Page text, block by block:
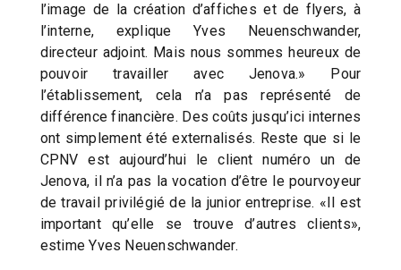
l’image de la création d’affiches et de flyers, à
l’interne, explique Yves Neuenschwander,
directeur adjoint. Mais nous sommes heureux de
pouvoir travailler avec Jenova.» Pour
l’établissement, cela n’a pas représenté de
différence financière. Des coûts jusqu’ici internes
ont simplement été externalisés. Reste que si le
CPNV est aujourd’hui le client numéro un de
Jenova, il n’a pas la vocation d’être le pourvoyeur
de travail privilégié de la junior entreprise. «Il est
important qu’elle se trouve d’autres clients»,
estime Yves Neuenschwander.